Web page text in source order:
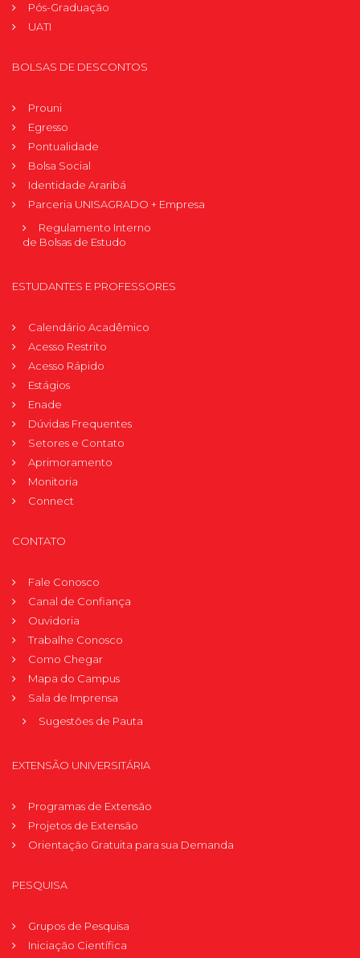
Pós-Graduação
UATI
BOLSAS DE DESCONTOS
Prouni
Egresso
Pontualidade
Bolsa Social
Identidade Araribá
Parceria UNISAGRADO + Empresa
Regulamento Interno
de Bolsas de Estudo
ESTUDANTES E PROFESSORES
Calendário Acadêmico
Acesso Restrito
Acesso Rápido
Estágios
Enade
Dúvidas Frequentes
Setores e Contato
Aprimoramento
Monitoria
Connect
CONTATO
Fale Conosco
Canal de Confiança
Ouvidoria
Trabalhe Conosco
Como Chegar
Mapa do Campus
Sala de Imprensa
Sugestões de Pauta
EXTENSÃO UNIVERSITÁRIA
Programas de Extensão
Projetos de Extensão
Orientação Gratuita para sua Demanda
PESQUISA
Grupos de Pesquisa
Iniciação Científica